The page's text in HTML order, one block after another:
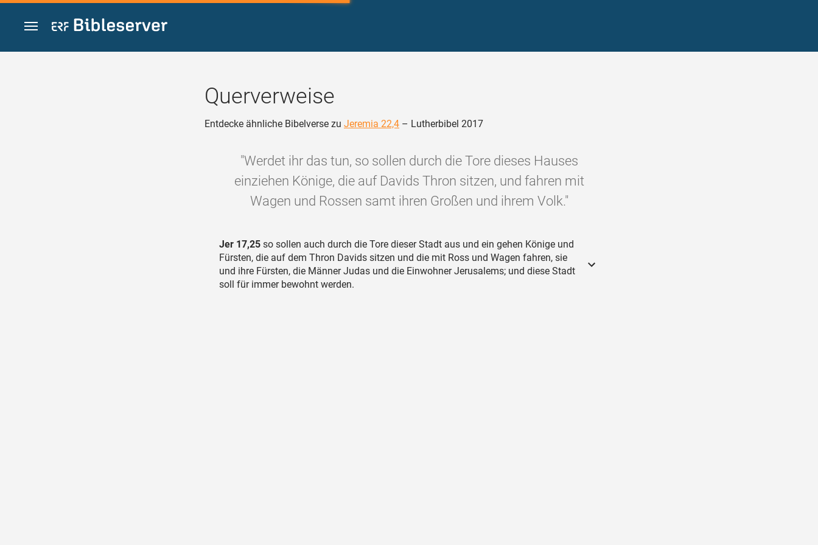
Zum Inhalt springen
Querverweise
Entdecke ähnliche Bibelverse zu Jeremia 22,4 – Lutherbibel 2017
"Werdet ihr das tun, so sollen durch die Tore dieses Hauses
einziehen Könige, die auf Davids Thron sitzen, und fahren mit
Wagen und Rossen samt ihren Großen und ihrem Volk."
Jer 17,25 so sollen auch durch die Tore dieser Stadt aus und ein gehen Könige und
Fürsten, die auf dem Thron Davids sitzen und die mit Ross und Wagen fahren, sie
und ihre Fürsten, die Männer Judas und die Einwohner Jerusalems; und diese Stadt
soll für immer bewohnt werden.